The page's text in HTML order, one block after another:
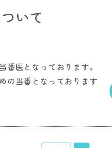
いて
番医となっております。
の当番となっております